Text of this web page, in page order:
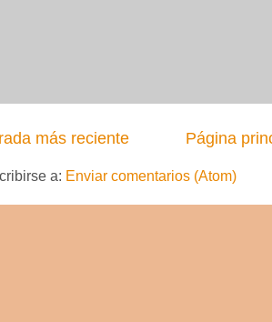
más reciente Página
a: Enviar comentarios (Atom)